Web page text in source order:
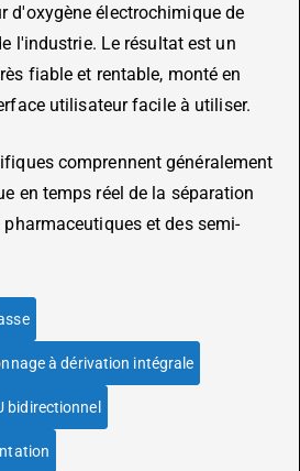
d'oxygène électrochimique de
l'industrie. Le résultat est un
fiable et rentable, monté en
utilisateur facile à utiliser.
comprennent généralement
en temps réel de la séparation
et des semi-
à dérivation intégrale
bidirectionnel